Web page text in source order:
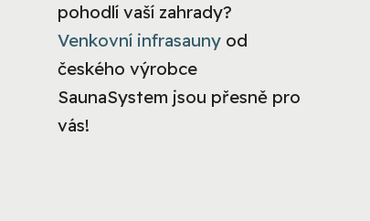
pohodlí vaší zahrady?
Venkovní infrasauny od
českého výrobce
SaunaSystem jsou přesně pro
vás!